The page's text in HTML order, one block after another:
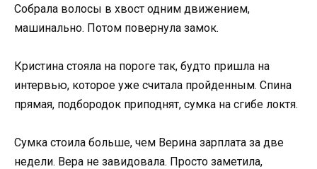
Собрала волосы в хвост одним движением,
машинально. Потом повернула замок.
Кристина стояла на пороге так, будто пришла на
интервью, которое уже считала пройденным. Спина
прямая, подбородок приподнят, сумка на сгибе локтя.
Сумка стоила больше, чем Верина зарплата за две
недели. Вера не завидовала. Просто заметила,